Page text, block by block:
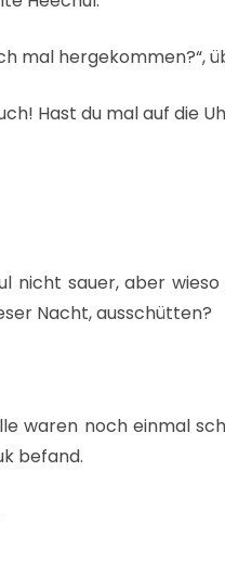
mal hergekommen?“,
Hast du mal auf die
nicht sauer, aber
Nacht, ausschütten?
waren noch einmal
befand.